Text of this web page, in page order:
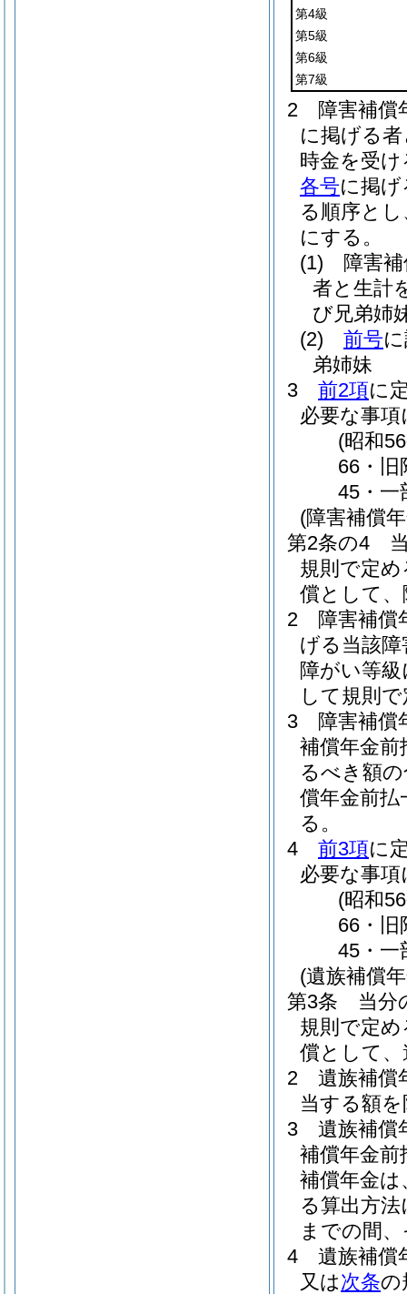
第4級
第5級
第6級
第7級
2
障害補償
に掲げる
時金を受
各号に掲
る順序と
にする。
(1)
障害
者と生計
び兄弟姉
(2)
前号
弟姉妹
3
前2項に
必要な事
(昭和
66・旧
45・一
(障害補償
第2条の4
規則で定
償として
2
障害補償
げる当該
障がい等
して規則
3
障害補償
補償年金前
るべき額
償年金前
る。
4
前3項に
必要な事
(昭和
66・旧
45・一
(遺族補償
第3条
当分
規則で定
償として
2
遺族補償
当する額
3
遺族補償
補償年金
補償年金
る算出方
までの間
4
遺族補償
又は次条の